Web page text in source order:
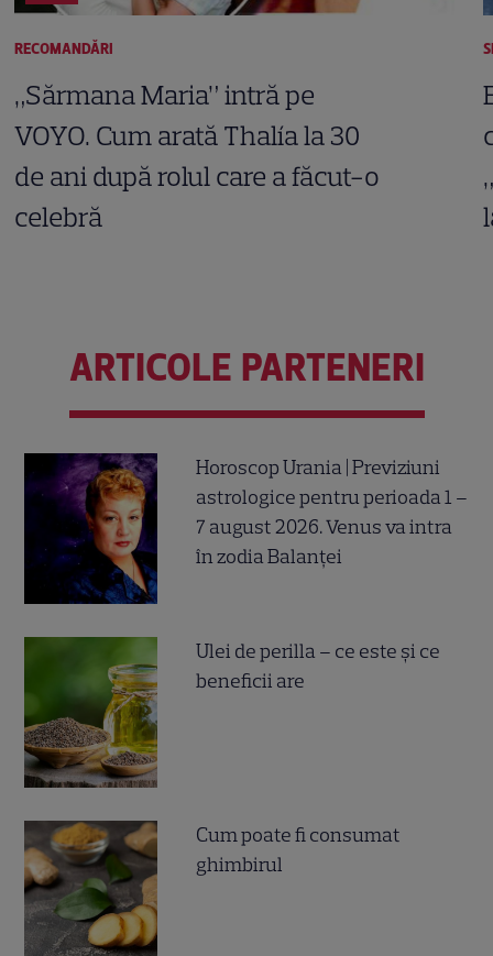
RECOMANDĂRI
„Sărmana Maria” intră pe
VOYO. Cum arată Thalía la 30
de ani după rolul care a făcut-o
celebră
ARTICOLE PARTENERI
Horoscop Urania | Previziuni
astrologice pentru perioada 1 –
7 august 2026. Venus va intra
în zodia Balanței
Ulei de perilla – ce este și ce
beneficii are
Cum poate fi consumat
ghimbirul